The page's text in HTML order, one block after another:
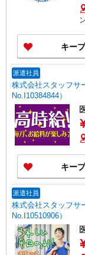
キー
派遣社員
株式会社スタッフ
No.I10384844）
キー
派遣社員
株式会社スタッフ
No.I10510906）